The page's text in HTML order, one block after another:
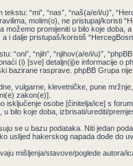
tekstu: “mi”, “nas”, “naš(a/e/i/u)”,
molim(o), ne pristupaj/koristi
možemo promijeniti u bilo koje
i dalje pristupaš/koristiš
“oni”, “njih”, “njihov(a/e/i/u)”,
(i) [sve] detaljn(ij)e informacije o
bazirane rasprave. phpBB Grupa
vulgarne, klevetničke, pune
zakon(e)].
isključenje osobe [činitelja/ice] s
bilo koje doba, izbrisati/urediti/
se u bazu podataka. Niti jedan
uslijed hakerskog napada dođe do
mišljenja/stavove/poglede